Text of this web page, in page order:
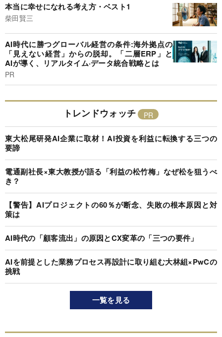
本当に幸せになれる考え方・ベスト1
柴田賢三
AI時代に勝つグローバル経営の条件:海外拠点の
「見えない経営」からの脱却。「二層ERP」と
AIが導く、リアルタイム·データ統合戦略とは
PR
トレンドウォッチ
東大松尾研発AI企業に取材！AI投資を利益に転換する三つの
要諦
電通副社長×東大教授が語る「利益の松竹梅」なぜ松を狙うべ
き？
【警告】AIプロジェクトの60％が断念、失敗の根本原因と対
策は
AI時代の「顧客流出」の原因とCX変革の「三つの要件」
AIを前提とした業務プロセス再設計に取り組む大林組×PwCの
挑戦
一覧を見る